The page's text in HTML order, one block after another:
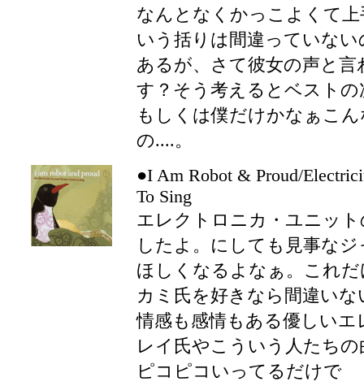
なんとなくかっこよくて
いう括りは間違っていない
あるが、さて彼女の声と
す？そう考えるとベストの
もしくは僕だけかなぁこ
の....。
●I Am Robot & Proud/
To Sing
エレクトロニカ・ユニッ
したよ。にしても見事な
ほしくなるよなぁ。これ
カミ氏を好きなら間違いな
情感も感情もある優しい
レイ氏やこういう人たち
ピコピコいってるだけで